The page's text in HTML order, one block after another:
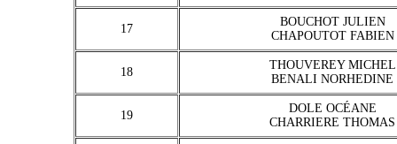
17
BOUCHOT JULIEN
CHAPOUTOT FABIEN
18
THOUVEREY MICHEL
BENALI NORHEDINE
19
DOLE OCÉANE
CHARRIERE THOMAS